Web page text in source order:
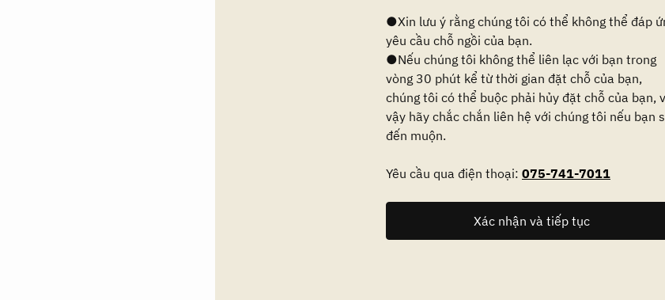
●Xin lưu ý rằng chúng tôi có thể không thể đáp
yêu cầu chỗ ngồi của bạn.
●Nếu chúng tôi không thể liên lạc với bạn trong
vòng 30 phút kể từ thời gian đặt chỗ của bạn,
chúng tôi có thể buộc phải hủy đặt chỗ của bạn,
vậy hãy chắc chắn liên hệ với chúng tôi nếu bạn
đến muộn.
Yêu cầu qua điện thoại: 075-741-7011
Xác nhận và tiếp tục